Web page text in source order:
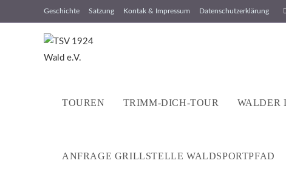
Inhalt
Geschichte Satzung Kontak & Impressum Datenschutzerklärung
TOUREN TRIMM-DICH-TOUR WALDER
ANFRAGE GRILLSTELLE WALDSPORTPFAD